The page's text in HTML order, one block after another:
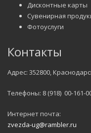
Дисконтные карты
Сувенирная
Фотоуслуги
Контакты
Адрес: 352800,
Телефоны: 8 (918) 00-161-
Интернет почта:
zvezda-ug@rambler.ru